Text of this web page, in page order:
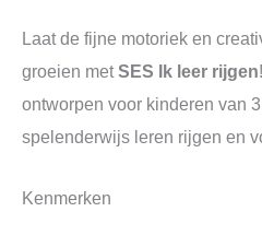
Laat de fijne motoriek en
groeien metSES Ik leer rijgen
ontworpen voor kinderen van
spelenderwijs leren rijgen en
Kenmerken